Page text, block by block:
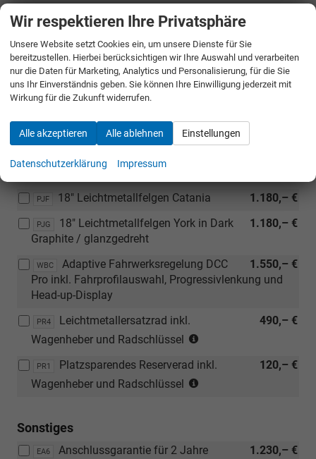
Panorama-Schiebedach mit
Schiebe- und Kippfunktion
Räder & Technik
Dark Graphite / glanzgedreht
PJC
17" Leichtmetallfelgen Bologna in
Schwarz / glanzgedreht
PJF 1.180,– €
18" Leichtmetallfelgen Catania
PJG 1.180,– €
18" Leichtmetallfelgen York in Dark
Graphite / glanzgedreht
WBC 1.550,– €
Adaptive Fahrwerksregelung DCC
Pro inkl. Fahrprofilauswahl, Progressivlenkung und
Head-up-Display
PR4 490,– €
Leichtmetallersatzrad inkl.
Wagenheber und Radschlüssel
Verbindung
PR1 120,– €
Platzsparendes Reserverad inkl.
Wagenheber und Radschlüssel
Sonstiges
EA6 1.230,– €
Anschlussgarantie für 2 Jahre
Wir respektieren Ihre Privatsphäre
Unsere Website setzt Cookies ein, um unsere Dienste für Sie
bereitzustellen. Hierbei berücksichtigen wir Ihre Auswahl und verarbeiten
nur die Daten für Marketing, Analytics und Personalisierung, für die Sie
uns Ihr Einverständnis geben. Sie können Ihre Einwilligung jederzeit mit
Wirkung für die Zukunft widerrufen.
Alle akzeptieren Alle ablehnen Einstellungen
Datenschutzerklärung Impressum